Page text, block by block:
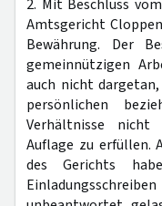
2. Mit Beschluss
Amtsgericht
Bewährung. Der
gemeinnützigen
auch nicht
persönlichen
Verhältnisse
Auflage zu erfüllen.
des Gerichts